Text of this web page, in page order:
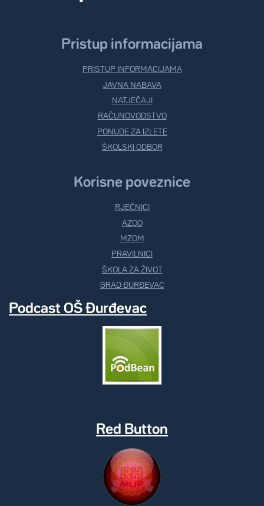
Pristup informacijama
PRISTUP INFORMACIJAMA
JAVNA NABAVA
NATJEČAJI
RAČUNOVODSTVO
PONUDE ZA IZLETE
ŠKOLSKI ODBOR
Korisne poveznice
RJEČNICI
AZOO
MZOM
PRAVILNICI
ŠKOLA ZA ŽIVOT
GRAD ĐURĐEVAC
Podcast OŠ Đurđevac
Red Button